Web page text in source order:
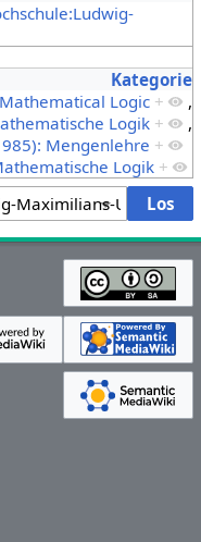
Kategorie
Logic +
,
Logik +
,
Mengenlehre +
Logik +